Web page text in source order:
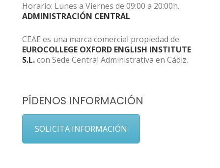
Horario: Lunes a Viernes de 09:00 a 20:00h.
ADMINISTRACIÓN CENTRAL
CEAE es una marca comercial propiedad de
EUROCOLLEGE OXFORD ENGLISH INSTITUTE
S.L.con Sede Central Administrativa en Cádiz.
PÍDENOS INFORMACIÓN
SOLICITA INFORMACIÓN